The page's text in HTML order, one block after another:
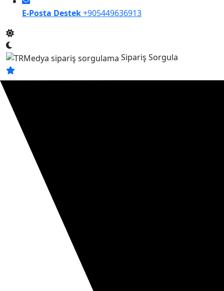
E-Posta Destek+905449636913
Sipariş Sorgula